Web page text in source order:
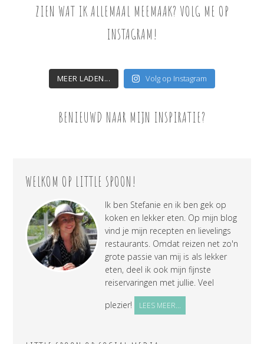
ZIEN WAT IK ALLEMAAL MEEMAAK? VOLG ME OP
INSTAGRAM!
MEER LADEN... Volg op Instagram
BENIEUWD NAAR MIJN INSPIRATIE?
WELKOM OP LITTLE SPOON!
Ik ben Stefanie en ik ben gek op
koken en lekker eten. Op mijn blog
vind je mijn recepten en lievelings
restaurants. Omdat reizen net zo'n
grote passie van mij is als lekker
eten, deel ik ook mijn fijnste
reiservaringen met jullie. Veel
plezier!
LEES MEER...